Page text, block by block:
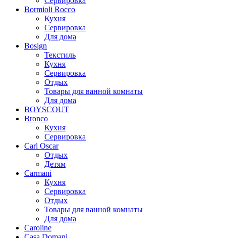
Bormioli Rocco
Кухня
Сервировка
Для дома
Bosign
Текстиль
Кухня
Сервировка
Отдых
Товары для ванной комнаты
Для дома
BOYSCOUT
Bronco
Кухня
Сервировка
Carl Oscar
Отдых
Детям
Carmani
Кухня
Сервировка
Отдых
Товары для ванной комнаты
Для дома
Caroline